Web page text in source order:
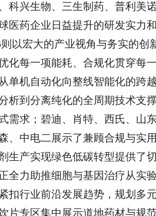
科兴生物、三生制药、普利美
医药企业日益提升的研发实力
以宏大的产业视角与务实的
化每一项能耗、合规化贯穿每
单机自动化向整线智能化的跨
析到分离纯化的全周期技术支
需求；碧迪、肖特、西氏、山
、中电二展示了兼顾合规与实
生产实现绿色低碳转型提供了
全力助推细胞与基因治疗从实
扣行业前沿发展趋势，规划多
片专区集中展示道地药材与规